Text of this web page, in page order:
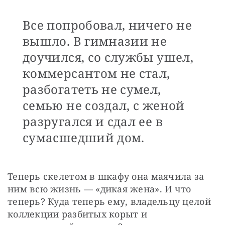
Все попробовал, ничего не
вышло. В гимназии не
доучился, со службы ушел,
коммерсантом не стал,
разбогатеть не сумел,
семью не создал, с женой
разругался и сдал ее в
сумасшедший дом.
Теперь скелетом в шкафу она маячила за
ним всю жизнь — «дикая жена». И что
теперь? Куда теперь ему, владельцу целой
коллекции разбитых корыт и